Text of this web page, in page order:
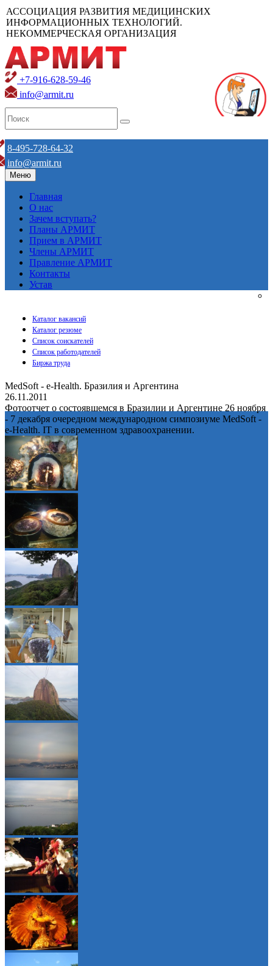
АССОЦИАЦИЯ РАЗВИТИЯ МЕДИЦИНСКИХ
ИНФОРМАЦИОННЫХ ТЕХНОЛОГИЙ.
НЕКОММЕРЧЕСКАЯ ОРГАНИЗАЦИЯ
+7-916-628-59-46
info@armit.ru
8-495-728-64-32
info@armit.ru
Меню
Главная
О нас
Зачем вступать?
Планы АРМИТ
Прием в АРМИТ
Члены АРМИТ
Правление АРМИТ
Контакты
Устав
Каталог вакансий
Каталог резюме
Список соискателей
Список работодателей
Биржа труда
MedSoft - e-Health. Бразилия и Аргентина
26.11.2011
Фотоотчет о состоявшемся в Бразилии и Аргентине 26 ноября
- 7 декабря очередном международном симпозиуме MedSoft -
e-Health. IT в современном здравоохранении.